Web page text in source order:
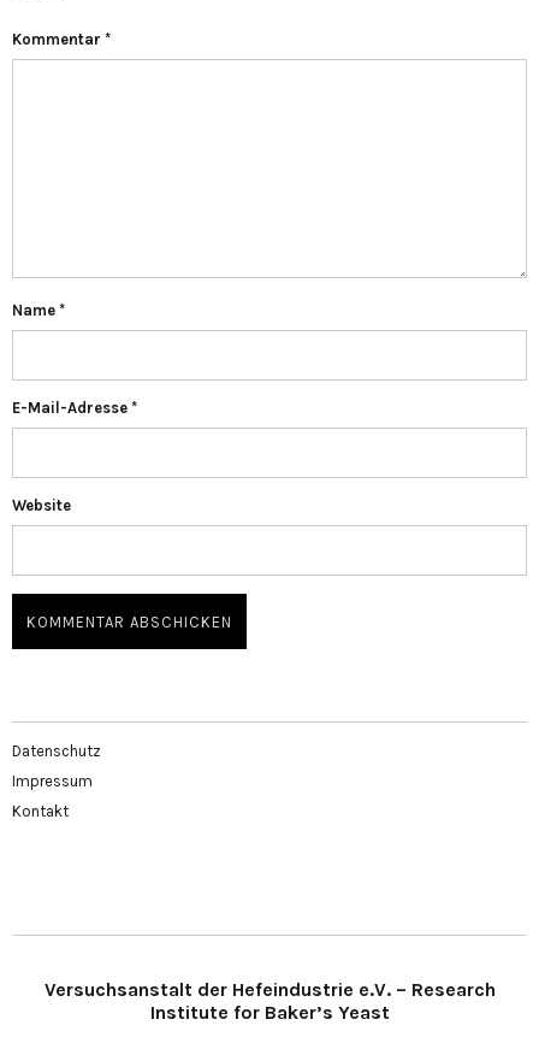
Kommentar *
Name *
E-Mail-Adresse *
Website
Datenschutz
Impressum
Kontakt
Versuchsanstalt der Hefeindustrie e.V. – Research
Institute for Baker’s Yeast